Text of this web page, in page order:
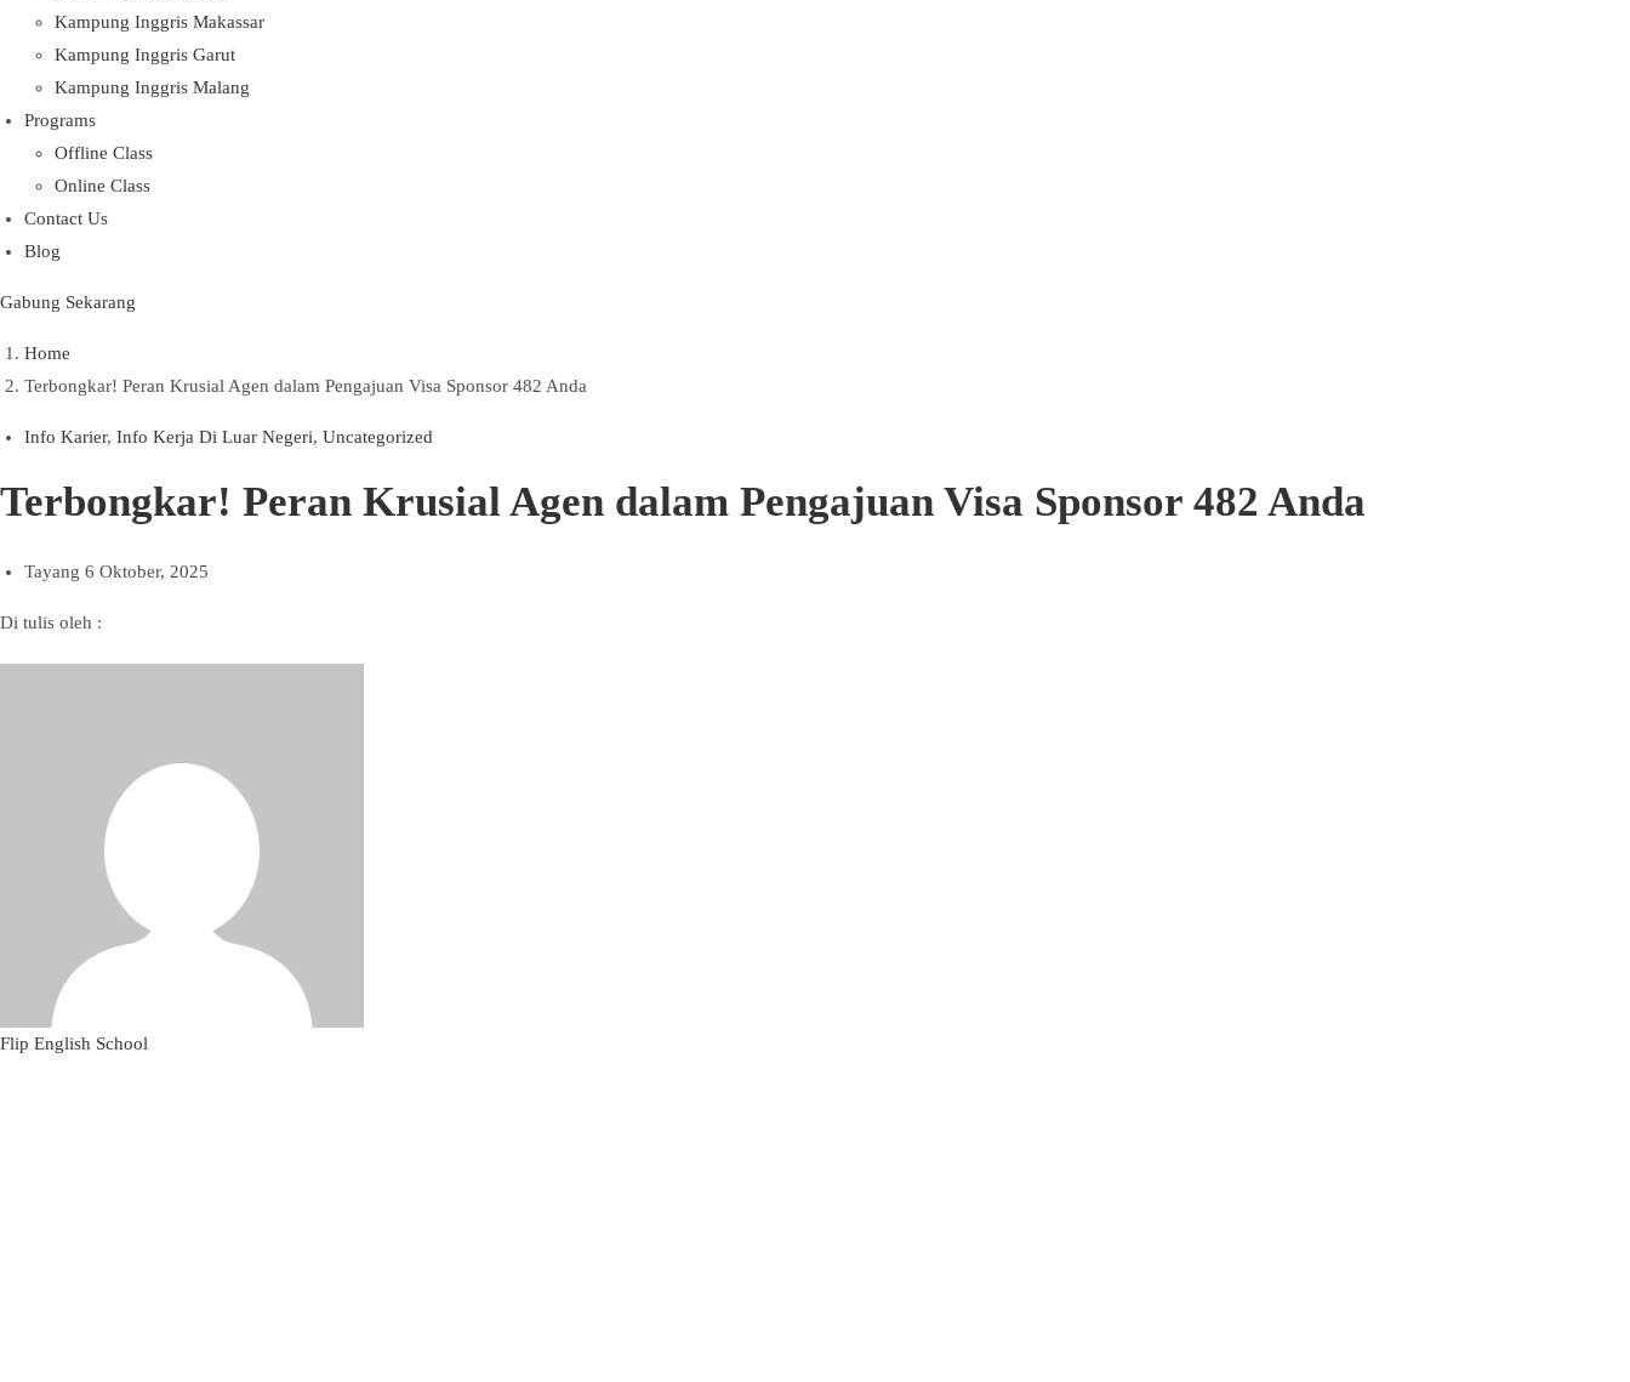
Kampung Inggris Makassar
Kampung Inggris Garut
Kampung Inggris Malang
Programs
Offline Class
Online Class
Contact Us
Blog
Gabung Sekarang
Home
Terbongkar! Peran Krusial Agen dalam Pengajuan Visa Sponsor 482 Anda
Info Karier, Info Kerja Di Luar Negeri, Uncategorized
Terbongkar! Peran Krusial Agen dalam Pengajuan Visa Sponsor 482 Anda
Tayang 6 Oktober, 2025
Di tulis oleh :
Flip English School